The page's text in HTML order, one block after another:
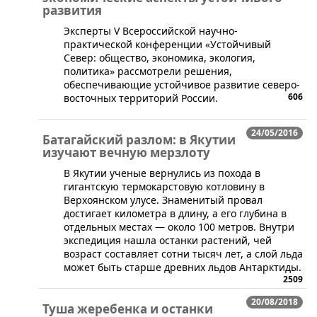
развития
​Эксперты V Всероссийской научно-
практической конференции «Устойчивый
Север: общество, экономика, экология,
политика​» рассмотрели решения,
обеспечивающие устойчивое развитие северо-
восточных территорий России.
606
24/05/2016
Батагайский разлом: в Якутии
изучают вечную мерзлоту
В Якутии ученые вернулись из похода в
гигантскую термокарстовую котловину в
Верхоянском улусе. Знаменитый провал
достигает километра в длину, а его глубина в
отдельных местах — около 100 метров. Внутри
экспедиция нашла останки растений, чей
возраст составляет сотни тысяч лет, а слой льда
может быть старше древних льдов Антарктиды.
2509
20/08/2018
Туша жеребенка и останки